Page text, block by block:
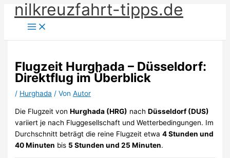
Zum
Inhalt
springen
nilkreuzfahrt-tipps.de
Flugzeit Hurghada – Düsseldorf:
Direktflug im Überblick
/ Hurghada / VonAutor
Die Flugzeit vonHurghada (HRG) nachDüsseldorf (DUS)
variiert je nach Fluggesellschaft und Wetterbedingungen. Im
Durchschnitt beträgt die reine Flugzeit etwa4 Stunden und
40 Minuten bis 5 Stunden und 25 Minuten.